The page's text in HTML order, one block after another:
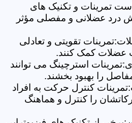
تمرینات و تکنیک های
درد عضلانی و مفصلی مؤثر
تقویتی و تعادلی
عضلات کمک کنند.
استرچینگ می توانند
را بهبود بخشند.
کنترل حرکت به افراد
را کنترل و هماهنگ